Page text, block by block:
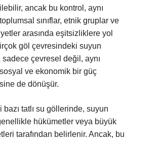
ancak bu kontrol, aynı
sınıflar, etnik gruplar ve
arasında eşitsizliklere yol
göl çevresindeki suyun
sadece çevresel değil, aynı
ve ekonomik bir güç
de dönüşür.
bazı tatlı su göllerinde, suyun
hükümetler veya büyük
tarafından belirlenir. Ancak, bu